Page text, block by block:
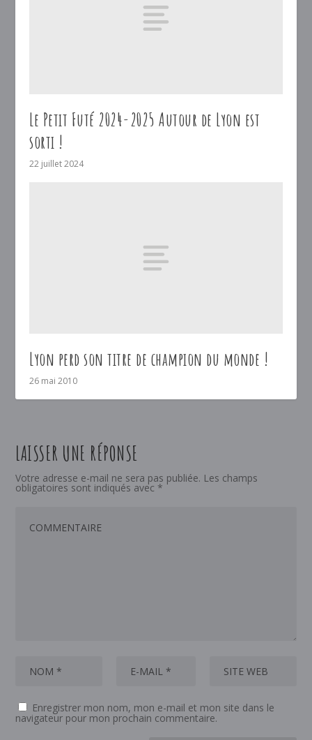
Le Petit Futé 2024-2025 Autour de Lyon est
sorti !
22 juillet 2024
Lyon perd son titre de champion du monde !
26 mai 2010
LAISSER UNE RÉPONSE
Votre adresse e-mail ne sera pas publiée. Les champs
obligatoires sont indiqués avec *
Enregistrer mon nom, mon e-mail et mon site dans le
navigateur pour mon prochain commentaire.